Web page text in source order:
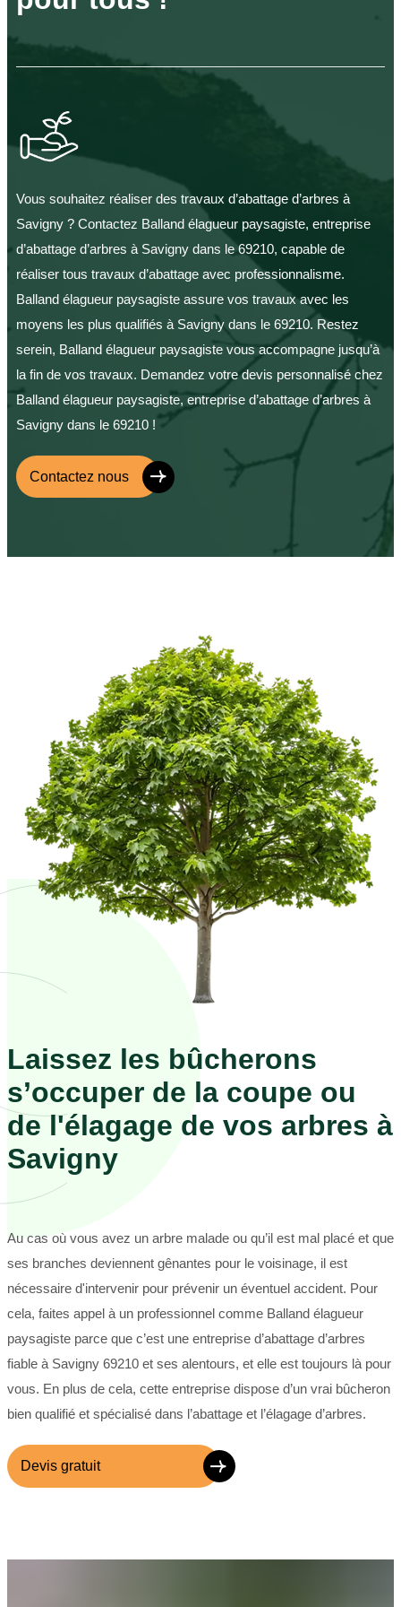
Vous souhaitez réaliser des travaux d’abattage d’arbres à
Savigny ? Contactez Balland élagueur paysagiste, entreprise
d’abattage d’arbres à Savigny dans le 69210, capable de
réaliser tous travaux d’abattage avec professionnalisme.
Balland élagueur paysagiste assure vos travaux avec les
moyens les plus qualifiés à Savigny dans le 69210. Restez
serein, Balland élagueur paysagiste vous accompagne jusqu’à
la fin de vos travaux. Demandez votre devis personnalisé chez
Balland élagueur paysagiste, entreprise d’abattage d’arbres à
Savigny dans le 69210 !
Contactez nous
Laissez les bûcherons
s’occuper de la coupe ou
de l'élagage de vos arbres à
Savigny
Au cas où vous avez un arbre malade ou qu’il est mal placé et que
ses branches deviennent gênantes pour le voisinage, il est
nécessaire d'intervenir pour prévenir un éventuel accident. Pour
cela, faites appel à un professionnel comme Balland élagueur
paysagiste parce que c’est une entreprise d’abattage d’arbres
fiable à Savigny 69210 et ses alentours, et elle est toujours là pour
vous. En plus de cela, cette entreprise dispose d’un vrai bûcheron
bien qualifié et spécialisé dans l’abattage et l’élagage d’arbres.
Devis gratuit